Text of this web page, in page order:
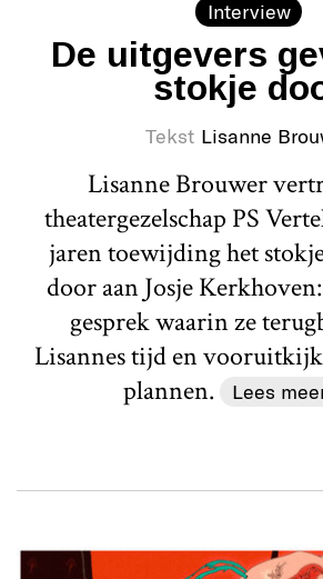
Interview
De uitgevers
stokje
Tekst Lisanne
Lisanne Brouwer
theatergezelschap PS
jaren toewijding het
door aan Josje
gesprek waarin ze
Lisannes tijd en
plannen.
Lees